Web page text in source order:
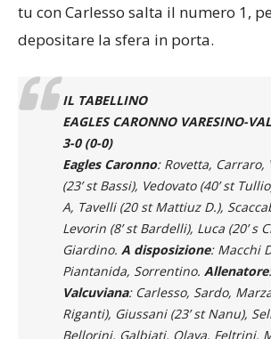
tu con Carlesso salta il numero 1,
depositare la sfera in porta.
IL TABELLINO
EAGLES CARONNO VARESINO-
3-0 (0-0)
Eagles Caronno: Rovetta, Carraro,
(23’ st Bassi), Vedovato (40’ st
A, Tavelli (20 st Mattiuz D.),
Levorin (8’ st Bardelli), Luca (20’ s
Giardino. A disposizione: Macchi
Piantanida, Sorrentino. Allenatore
Valcuviana: Carlesso, Sardo,
Riganti), Giussani (23’ st Nanu),
Bellorini, Galbiati, Olaya, Feltrini,